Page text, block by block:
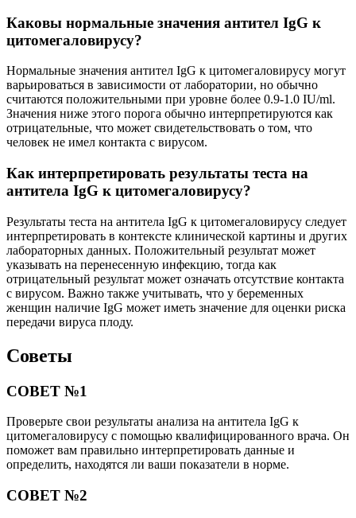
Каковы нормальные значения антител IgG к
цитомегаловирусу?
Нормальные значения антител IgG к цитомегаловирусу могут
варьироваться в зависимости от лаборатории, но обычно
считаются положительными при уровне более 0.9-1.0 IU/ml.
Значения ниже этого порога обычно интерпретируются как
отрицательные, что может свидетельствовать о том, что
человек не имел контакта с вирусом.
Как интерпретировать результаты теста на
антитела IgG к цитомегаловирусу?
Результаты теста на антитела IgG к цитомегаловирусу следует
интерпретировать в контексте клинической картины и других
лабораторных данных. Положительный результат может
указывать на перенесенную инфекцию, тогда как
отрицательный результат может означать отсутствие контакта
с вирусом. Важно также учитывать, что у беременных
женщин наличие IgG может иметь значение для оценки риска
передачи вируса плоду.
Советы
СОВЕТ №1
Проверьте свои результаты анализа на антитела IgG к
цитомегаловирусу с помощью квалифицированного врача. Он
поможет вам правильно интерпретировать данные и
определить, находятся ли ваши показатели в норме.
СОВЕТ №2